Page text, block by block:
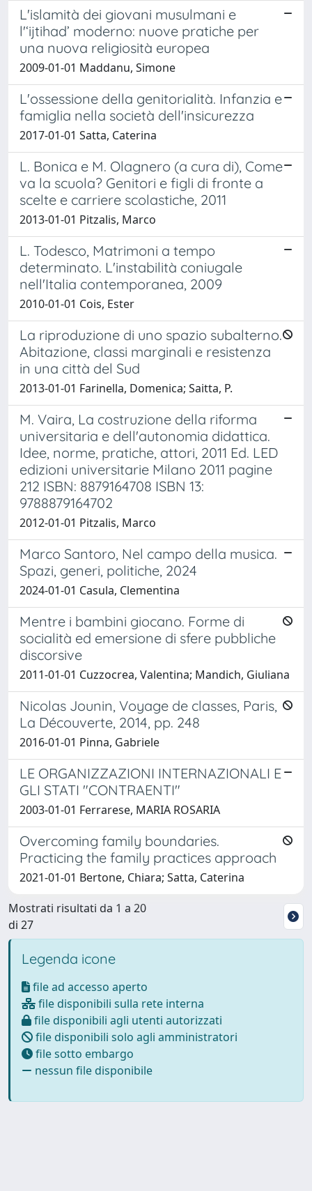
L'islamità dei giovani musulmani e
l'‘ijtihad’ moderno: nuove pratiche per
una nuova religiosità europea
2009-01-01 Maddanu, Simone
L'ossessione della genitorialità. Infanzia e
famiglia nella società dell'insicurezza
2017-01-01 Satta, Caterina
L. Bonica e M. Olagnero (a cura di), Come
va la scuola? Genitori e figli di fronte a
scelte e carriere scolastiche, 2011
2013-01-01 Pitzalis, Marco
L. Todesco, Matrimoni a tempo
determinato. L'instabilità coniugale
nell'Italia contemporanea, 2009
2010-01-01 Cois, Ester
La riproduzione di uno spazio subalterno.
Abitazione, classi marginali e resistenza
in una città del Sud
2013-01-01 Farinella, Domenica; Saitta, P.
M. Vaira, La costruzione della riforma
universitaria e dell'autonomia didattica.
Idee, norme, pratiche, attori, 2011 Ed. LED
edizioni universitarie Milano 2011 pagine
212 ISBN: 8879164708 ISBN 13:
9788879164702
2012-01-01 Pitzalis, Marco
Marco Santoro, Nel campo della musica.
Spazi, generi, politiche, 2024
2024-01-01 Casula, Clementina
Mentre i bambini giocano. Forme di
socialità ed emersione di sfere pubbliche
discorsive
2011-01-01 Cuzzocrea, Valentina; Mandich, Giuliana
Nicolas Jounin, Voyage de classes, Paris,
La Découverte, 2014, pp. 248
2016-01-01 Pinna, Gabriele
LE ORGANIZZAZIONI INTERNAZIONALI E
GLI STATI "CONTRAENTI"
2003-01-01 Ferrarese, MARIA ROSARIA
Overcoming family boundaries.
Practicing the family practices approach
2021-01-01 Bertone, Chiara; Satta, Caterina
Mostrati risultati da 1 a 20
di 27
Legenda icone
file ad accesso aperto
file disponibili sulla rete interna
file disponibili agli utenti autorizzati
file disponibili solo agli amministratori
file sotto embargo
nessun file disponibile